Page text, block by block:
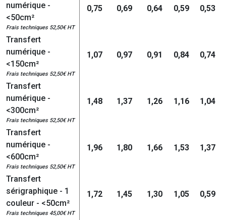
numérique -
<50cm²
Frais techniques 52,50€ HT
0,75 0,69 0,64 0,59 0,53
Transfert
numérique -
<150cm²
Frais techniques 52,50€ HT
1,07 0,97 0,91 0,84 0,74
Transfert
numérique -
<300cm²
Frais techniques 52,50€ HT
1,48 1,37 1,26 1,16 1,04
Transfert
numérique -
<600cm²
Frais techniques 52,50€ HT
1,96 1,80 1,66 1,53 1,37
Transfert
sérigraphique - 1
couleur - <50cm²
Frais techniques 45,00€ HT
1,72 1,45 1,30 1,05 0,59